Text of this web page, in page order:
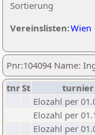
Sortierung
Vereinslisten:Wien
Pnr:104094 Name:
tnrSt turnier
Elozahl per
Elozahl per
Elozahl per